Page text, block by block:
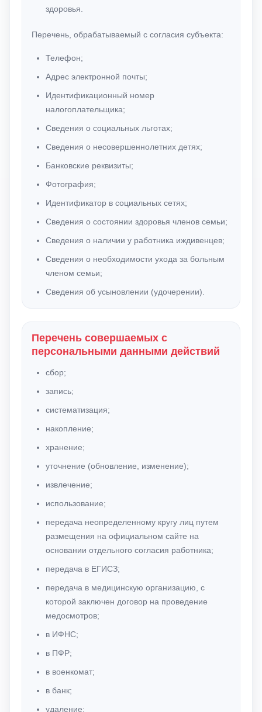
здоровья.
Перечень, обрабатываемый с согласия субъекта:
Телефон;
Адрес электронной почты;
Идентификационный номер
налогоплательщика;
Сведения о социальных льготах;
Сведения о несовершеннолетних детях;
Банковские реквизиты;
Фотография;
Идентификатор в социальных сетях;
Сведения о состоянии здоровья членов семьи;
Сведения о наличии у работника иждивенцев;
Сведения о необходимости ухода за больным
членом семьи;
Сведения об усыновлении (удочерении).
Перечень совершаемых с
персональными данными действий
сбор;
запись;
систематизация;
накопление;
хранение;
уточнение (обновление, изменение);
извлечение;
использование;
передача неопределенному кругу лиц путем
размещения на официальном сайте на
основании отдельного согласия работника;
передача в ЕГИСЗ;
передача в медицинскую организацию, с
которой заключен договор на проведение
медосмотров;
в ИФНС;
в ПФР;
в военкомат;
в банк;
удаление;